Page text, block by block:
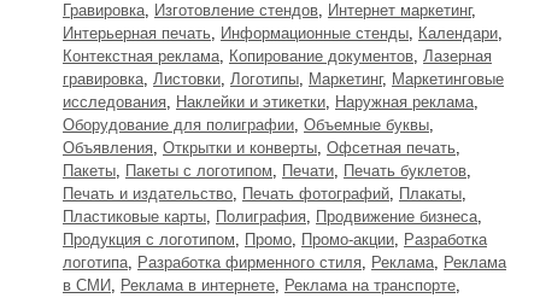
Гравировка, Изготовление стендов, Интернет маркетинг,
Интерьерная печать, Информационные стенды, Календари,
Контекстная реклама, Копирование документов, Лазерная
гравировка, Листовки, Логотипы, Маркетинг, Маркетинговые
исследования, Наклейки и этикетки, Наружная реклама,
Оборудование для полиграфии, Объемные буквы,
Объявления, Открытки и конверты, Офсетная печать,
Пакеты, Пакеты с логотипом, Печати, Печать буклетов,
Печать и издательство, Печать фотографий, Плакаты,
Пластиковые карты, Полиграфия, Продвижение бизнеса,
Продукция с логотипом, Промо, Промо-акции, Разработка
логотипа, Разработка фирменного стиля, Реклама, Реклама
в СМИ, Реклама в интернете, Реклама на транспорте,